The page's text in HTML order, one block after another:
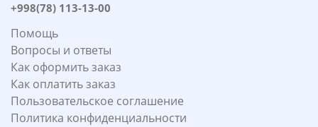
+998(78) 113-13-00
Помощь
Вопросы и ответы
Как оформить заказ
Как оплатить заказ
Пользовательское соглашение
Политика конфиденциальности